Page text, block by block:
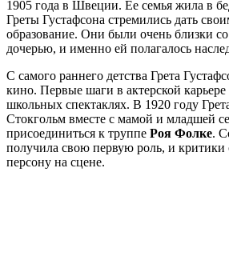
1905 года в Швеции. Ее семья жила в
Греты Густафсона стремились дать
образование. Они были очень близки
дочерью, и именно ей полагалось
С самого раннего детства Грета
кино. Первые шаги в актерской карьере
школьных спектаклях. В 1920 году
Стокгольм вместе с мамой и младшей
присоединиться к труппе Роя Фолке.
получила свою первую роль, и критики
персону на сцене.